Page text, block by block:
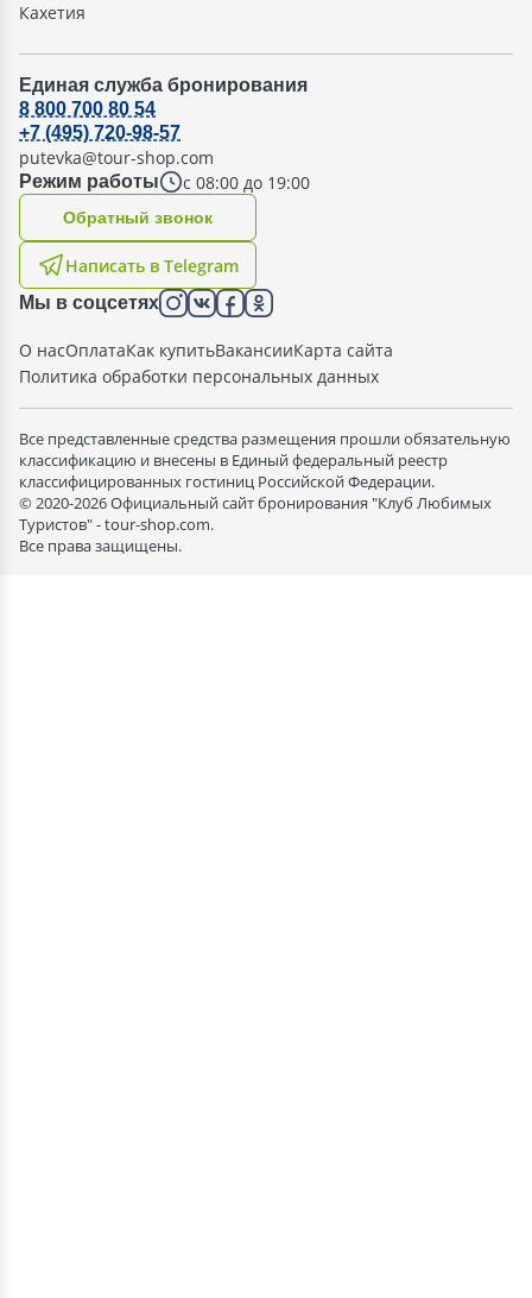
Кахетия
Единая служба бронирования
Режим работы с 08:00 до 19:00
8 800 700 80 54
+7 (495) 720-98-57
putevka@tour-shop.com
Написать в Telegram
Oбратный звонок
Мы в соцсетях
О насОплатаКак купитьВакансииКарта сайта
Политика обработки персональных данных
Все представленные средства размещения прошли обязательную
классификацию и внесены в Единый федеральный реестр
классифицированных гостиниц Российской Федерации.
© 2020-2026 Официальный сайт бронирования "Клуб Любимых
Туристов" - tour-shop.com.
Все права защищены.